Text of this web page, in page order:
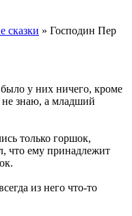
сказки » Господин Пер
у них ничего, кроме
не знаю, а младший
только горшок,
что ему принадлежит
из него что-то